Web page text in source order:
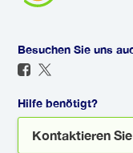
sein,
reisen,
ist und
Stelle
Besuchen Sie uns
Hilfe benötigt?
Kontaktieren